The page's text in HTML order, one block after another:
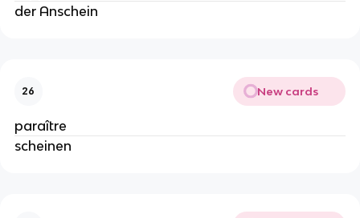
der Anschein
26 New cards
paraître
scheinen